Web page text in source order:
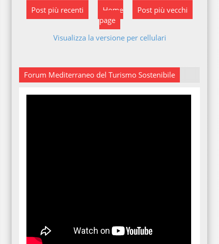
Post più recenti Post più vecchi
Home
page
Visualizza la versione per cellulari
Forum Mediterraneo del Turismo Sostenibile